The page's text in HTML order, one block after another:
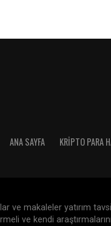
ANA SAYFA KRIPTO PARA
ve makaleler yatırım
ve kendi